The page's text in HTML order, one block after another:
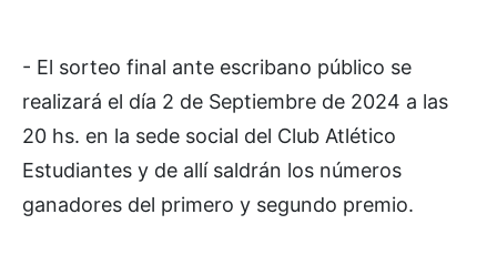
- El sorteo final ante escribano público se
realizará el día 2 de Septiembre de 2024 a las
20 hs. en la sede social del Club Atlético
Estudiantes y de allí saldrán los números
ganadores del primero y segundo premio.